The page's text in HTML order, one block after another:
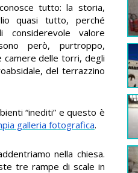
tutto: la storia,
quasi tutto, perché
valore
però, purtroppo,
camere delle torri, degli
del terrazzino
“inediti” e questo è
galleria fotografica.
nella chiesa.
tre rampe di scale in